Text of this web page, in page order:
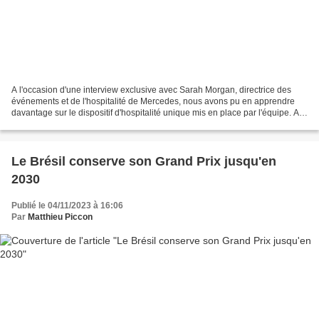
A l'occasion d'une interview exclusive avec Sarah Morgan, directrice des
événements et de l'hospitalité de Mercedes, nous avons pu en apprendre
davantage sur le dispositif d'hospitalité unique mis en place par l'équipe. A
Le Brésil conserve son Grand Prix jusqu'en
2030
Publié le 04/11/2023 à 16:06
Par Matthieu Piccon